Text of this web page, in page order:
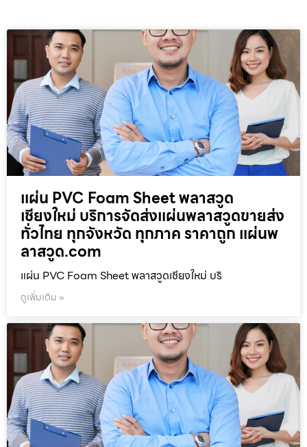
แผ่น PVC Foam Sheet พลาสวูด
เชียงใหม่ บริการจัดส่งแผ่นพลาสวูดขายส่ง
ทั่วไทย ทุกจังหวัด ทุกภาค ราคาถูก แผ่นพ
ลาสวูด.com
แผ่น PVC Foam Sheet พลาสวูดเชียงใหม่ บริ
ดูเพิ่มเติม »